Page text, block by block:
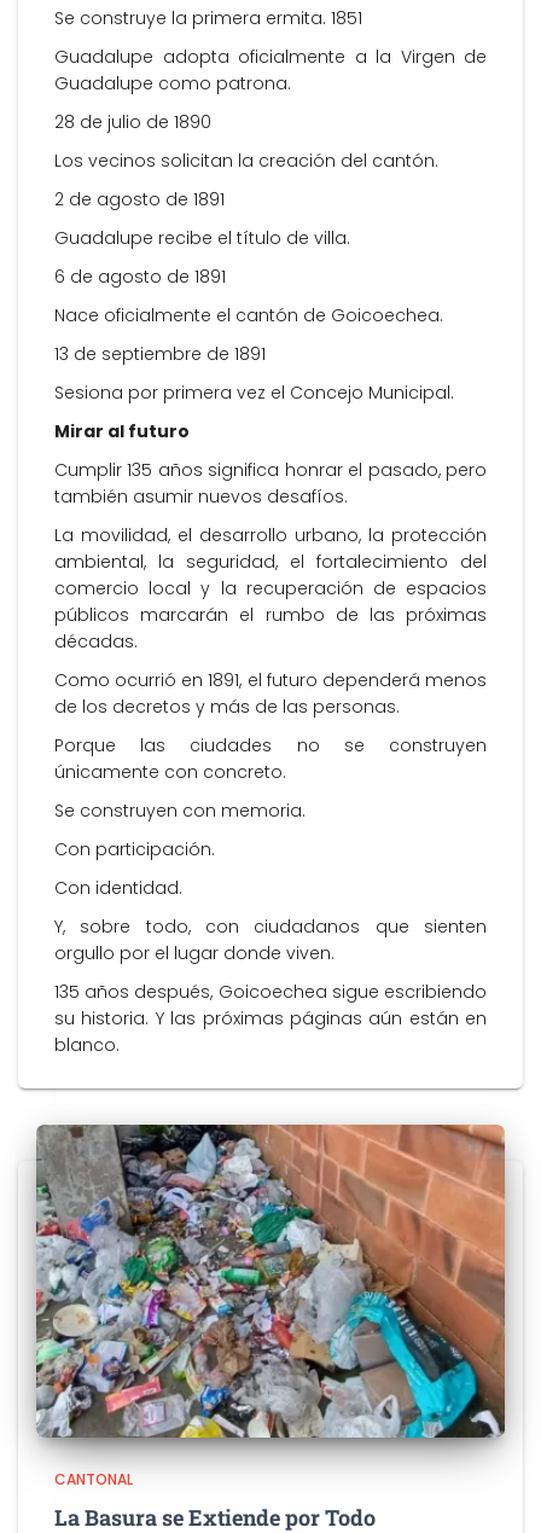
Se construye la primera ermita. 1851
Guadalupe adopta oficialmente a la Virgen de
Guadalupe como patrona.
28 de julio de 1890
Los vecinos solicitan la creación del cantón.
2 de agosto de 1891
Guadalupe recibe el título de villa.
6 de agosto de 1891
Nace oficialmente el cantón de Goicoechea.
13 de septiembre de 1891
Sesiona por primera vez el Concejo Municipal.
Mirar al futuro
Cumplir 135 años significa honrar el pasado, pero
también asumir nuevos desafíos.
La movilidad, el desarrollo urbano, la protección
ambiental, la seguridad, el fortalecimiento del
comercio local y la recuperación de espacios
públicos marcarán el rumbo de las próximas
décadas.
Como ocurrió en 1891, el futuro dependerá menos
de los decretos y más de las personas.
Porque las ciudades no se construyen
únicamente con concreto.
Se construyen con memoria.
Con participación.
Con identidad.
Y, sobre todo, con ciudadanos que sienten
orgullo por el lugar donde viven.
135 años después, Goicoechea sigue escribiendo
su historia. Y las próximas páginas aún están en
blanco.
CANTONAL
La Basura se Extiende por Todo